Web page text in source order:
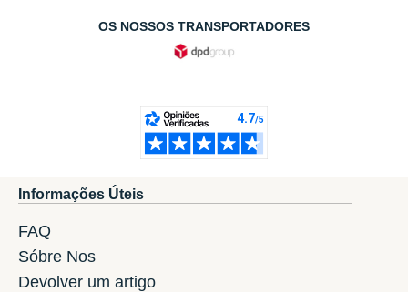
OS NOSSOS TRANSPORTADORES
Informações Úteis
FAQ
Sóbre Nos
Devolver um artigo